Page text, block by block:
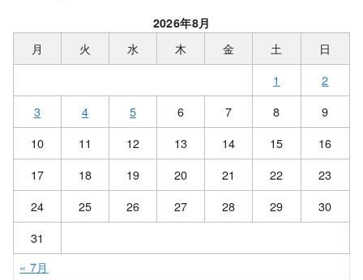
2026年8月
月 火 水 木 金 土
日
1
2
3
4 5 6 7 8
9
10
11 12 13 14 15
16
17
18 19 20 21 22
23
24
25 26 27 28 29
30
31
« 7月